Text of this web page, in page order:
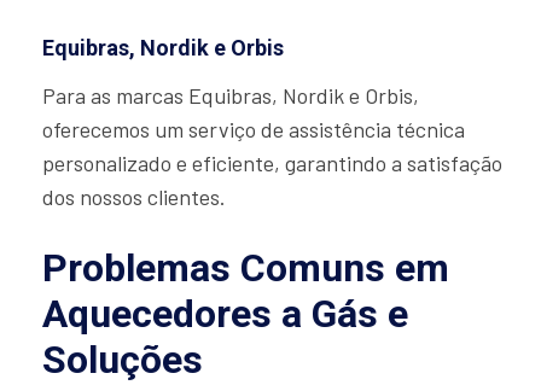
Equibras, Nordik e Orbis
Para as marcas Equibras, Nordik e Orbis,
oferecemos um serviço de assistência técnica
personalizado e eficiente, garantindo a satisfação
dos nossos clientes.
Problemas Comuns em
Aquecedores a Gás e
Soluções